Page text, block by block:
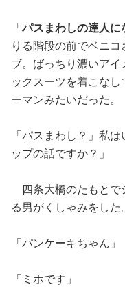
「パスまわしの達人に
りる階段の前でベニ
ブ。ばっちり濃いア
ックスーツを着こな
ーマンみたいだった。
「パスまわし？」私
ップの話ですか？」
四条大橋のたもとで
る男がくしゃみをした
「パンケーキちゃん」
「ミホです」